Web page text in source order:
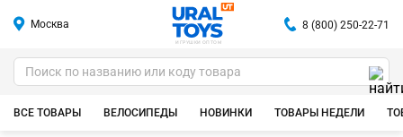
Москва
ИГРУШКИ ОПТОМ
8 (800) 250-22-71
ВСЕ ТОВАРЫ ВЕЛОСИПЕДЫ НОВИНКИ ТОВАРЫ НЕДЕЛИ